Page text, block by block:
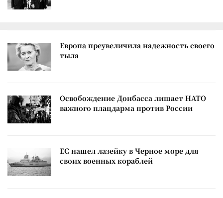
Европа преувеличила надежность своего
тыла
Освобождение Донбасса лишает НАТО
важного плацдарма против России
ЕС нашел лазейку в Черное море для
своих военных кораблей